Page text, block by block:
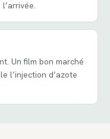
Un film bon marché
l’injection d’azote